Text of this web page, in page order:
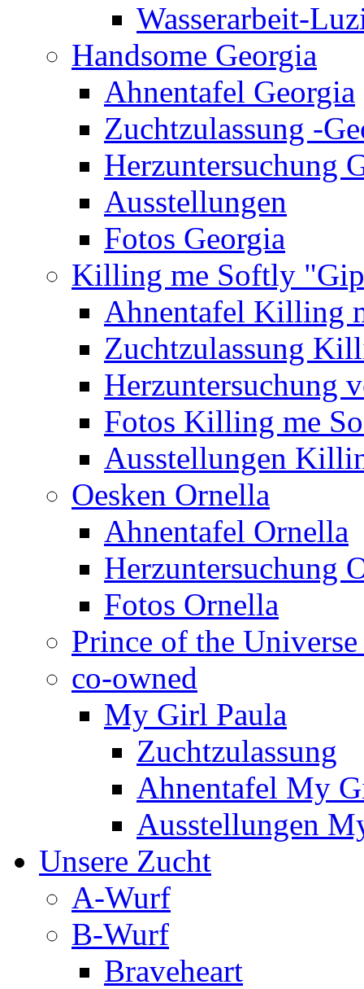
Wasserarbeit-
Handsome Georgia
Ahnentafel Georgia
Zuchtzulassung -
Herzuntersuchung
Ausstellungen
Fotos Georgia
Killing me Softly
Ahnentafel Killing
Zuchtzulassung
Herzuntersuchung
Fotos Killing me
Ausstellungen
Oesken Ornella
Ahnentafel Ornella
Herzuntersuchung
Fotos Ornella
Prince of the
co-owned
My Girl Paula
Zuchtzulassung
Ahnentafel My
Ausstellungen
Unsere Zucht
A-Wurf
B-Wurf
Braveheart